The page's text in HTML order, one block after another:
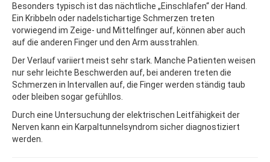
Besonders typisch ist das nächtliche „Einschlafen“ der Hand.
Ein Kribbeln oder nadelstichartige Schmerzen treten
vorwiegend im Zeige- und Mittelfinger auf, können aber auch
auf die anderen Finger und den Arm ausstrahlen.
Der Verlauf variiert meist sehr stark. Manche Patienten weisen
nur sehr leichte Beschwerden auf, bei anderen treten die
Schmerzen in Intervallen auf, die Finger werden ständig taub
oder bleiben sogar gefühllos.
Durch eine Untersuchung der elektrischen Leitfähigkeit der
Nerven kann ein Karpaltunnelsyndrom sicher diagnostiziert
werden.